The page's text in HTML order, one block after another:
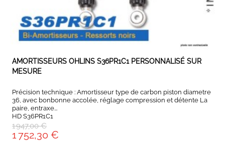
EXPEDIÉ SOUS 5 À 10 JOURS
AMORTISSEURS OHLINS S36PR1C1 PERSONNALISÉ SUR
MESURE
Précision technique : Amortisseur type de carbon piston diametre
36, avec bonbonne accolée, réglage compression et détente La
paire, entraxe...
HD S36PR1C1
1 947,00 €
1 752,30 €